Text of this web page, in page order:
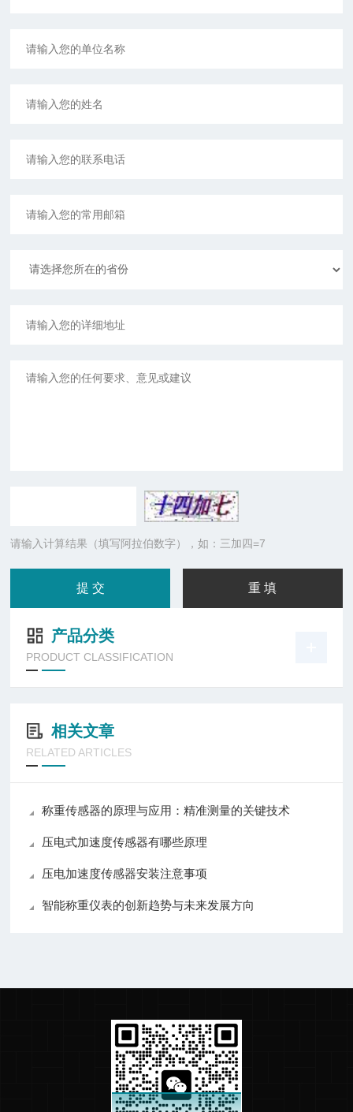
请输入计算结果（填写阿拉伯数字），如：三加四=7
产品分类
PRODUCT CLASSIFICATION
相关文章
RELATED ARTICLES
称重传感器的原理与应用：精准测量的关键技术
压电式加速度传感器有哪些原理
压电加速度传感器安装注意事项
智能称重仪表的创新趋势与未来发展方向